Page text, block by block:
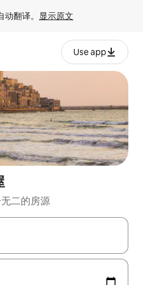
翻译。 显示原文
Use app
二的房源
向键查看，或通过点击或滑动手势